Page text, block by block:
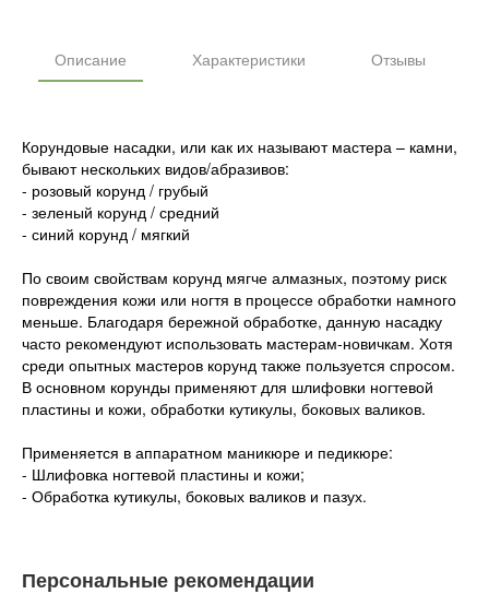
Описание Характеристики Отзывы
Корундовые насадки, или как их называют мастера – камни,
бывают нескольких видов/абразивов:
- розовый корунд / грубый
- зеленый корунд / средний
- синий корунд / мягкий
По своим свойствам корунд мягче алмазных, поэтому риск
повреждения кожи или ногтя в процессе обработки намного
меньше. Благодаря бережной обработке, данную насадку
часто рекомендуют использовать мастерам-новичкам. Хотя
среди опытных мастеров корунд также пользуется спросом.
В основном корунды применяют для шлифовки ногтевой
пластины и кожи, обработки кутикулы, боковых валиков.
Применяется в аппаратном маникюре и педикюре:
- Шлифовка ногтевой пластины и кожи;
- Обработка кутикулы, боковых валиков и пазух.
Персональные рекомендации